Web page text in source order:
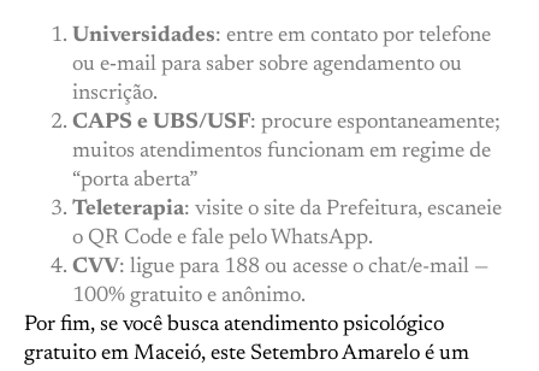
Universidades: entre em contato por telefone
ou e‑mail para saber sobre agendamento ou
inscrição.
CAPS e UBS/USF: procure espontaneamente;
muitos atendimentos funcionam em regime de
“porta aberta”
Teleterapia: visite o site da Prefeitura, escaneie
o QR Code e fale pelo WhatsApp.
CVV: ligue para 188 ou acesse o chat/e-mail —
100% gratuito e anônimo.
Por fim, se você busca atendimento psicológico
gratuito em Maceió, este Setembro Amarelo é um